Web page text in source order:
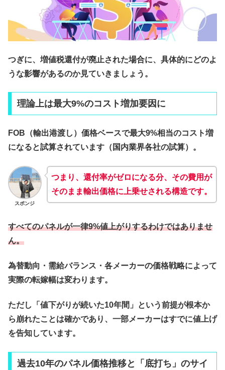
つぎに、増値税還付が廃止された場合に、具体的にどのよ
うな影響があるのか見ていきましょう。
理論上は最大9%のコスト増加要因に
FOB（輸出港渡し）価格ベースで最大9%相当のコスト増
になると試算されています（国内業界各社の試算）。
スポンジ
つまり、還付率がゼロになる分、その費用が
そのまま輸出価格に上乗せされる構造です。
すべてのパネルが一律9%値上がりするわけではありませ
ん。
為替動向・需給バランス・各メーカーの価格戦略によって
実際の転嫁幅は変わります。
ただし「値下がりが続いた10年間」という前提が根本か
ら崩れたことは確かであり、一部メーカーはすでに値上げ
を告知しています。
過去10年のパネル価格推移と「底打ち」のサイ